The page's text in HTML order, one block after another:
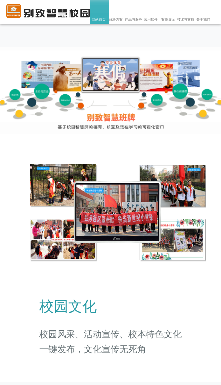
网站首页 解决方案 产品与服务 应用软件 案例展示 技术与支持 关于我们
校园文化
校园风采、活动宣传、校本特色文化
一键发布，文化宣传无死角